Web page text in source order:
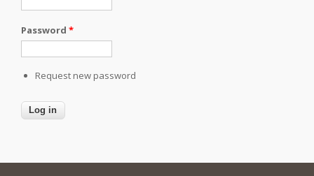
Password *
Request new password